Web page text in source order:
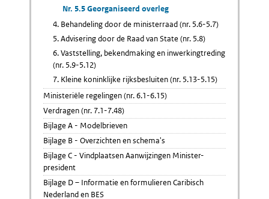
Nr. 5.5 Georganiseerd overleg
4. Behandeling door de ministerraad (nr. 5.6-5.7)
5. Advisering door de Raad van State (nr. 5.8)
6. Vaststelling, bekendmaking en inwerkingtreding
(nr. 5.9-5.12)
7. Kleine koninklijke rijksbesluiten (nr. 5.13-5.15)
Ministeriële regelingen (nr. 6.1-6.15)
Verdragen (nr. 7.1-7.48)
Bijlage A - Modelbrieven
Bijlage B - Overzichten en schema's
Bijlage C - Vindplaatsen Aanwijzingen Minister-
president
Bijlage D – Informatie en formulieren Caribisch
Nederland en BES